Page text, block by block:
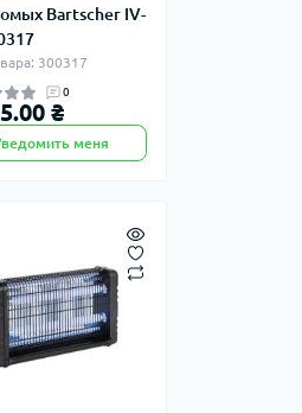
Bartscher IV-
300317
0
₴
меня